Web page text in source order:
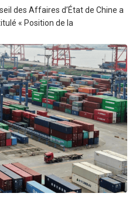
des Affaires d’État de Chine a
« Position de la